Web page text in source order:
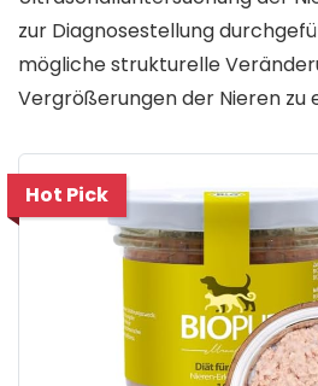
zur Diagnosestellung
mögliche strukturelle
Vergrößerungen der Nieren zu
Hot Pick